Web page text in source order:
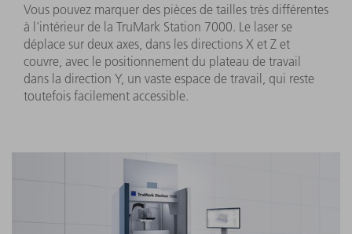
Vous pouvez marquer des pièces de tailles très différentes
à l'intérieur de la TruMark Station 7000. Le laser se
déplace sur deux axes, dans les directions X et Z et
couvre, avec le positionnement du plateau de travail
dans la direction Y, un vaste espace de travail, qui reste
toutefois facilement accessible.